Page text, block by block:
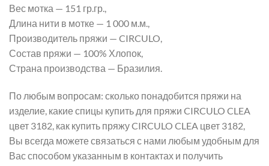
Вес мотка — 151 гр.гр.,
Длина нити в мотке — 1 000 м.м.,
Производитель пряжи — CIRCULO,
Состав пряжи — 100% Хлопок,
Страна производства — Бразилия.
По любым вопросам: сколько понадобится пряжи на
изделие, какие спицы купить для пряжи CIRCULO CLEA
цвет 3182, как купить пряжу CIRCULO CLEA цвет 3182,
Вы всегда можете связаться с нами любым удобным для
Вас способом указанным в контактах и получить